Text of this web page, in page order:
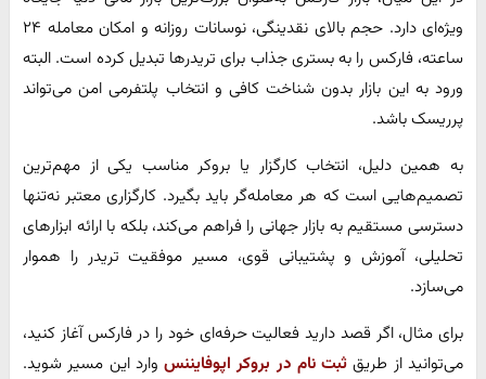
ویژه‌ای دارد. حجم بالای نقدینگی، نوسانات روزانه و امکان معامله ۲۴
ساعته، فارکس را به بستری جذاب برای تریدرها تبدیل کرده است. البته
ورود به این بازار بدون شناخت کافی و انتخاب پلتفرمی امن می‌تواند
پرریسک باشد.
به همین دلیل، انتخاب کارگزار یا بروکر مناسب یکی از مهم‌ترین
تصمیم‌هایی است که هر معامله‌گر باید بگیرد. کارگزاری معتبر نه‌تنها
دسترسی مستقیم به بازار جهانی را فراهم می‌کند، بلکه با ارائه ابزارهای
تحلیلی، آموزش و پشتیبانی قوی، مسیر موفقیت تریدر را هموار
می‌سازد.
برای مثال، اگر قصد دارید فعالیت حرفه‌ای خود را در فارکس آغاز کنید،
می‌توانید از طریق ثبت نام در بروکر اپوفایننسوارد این مسیر شوید.